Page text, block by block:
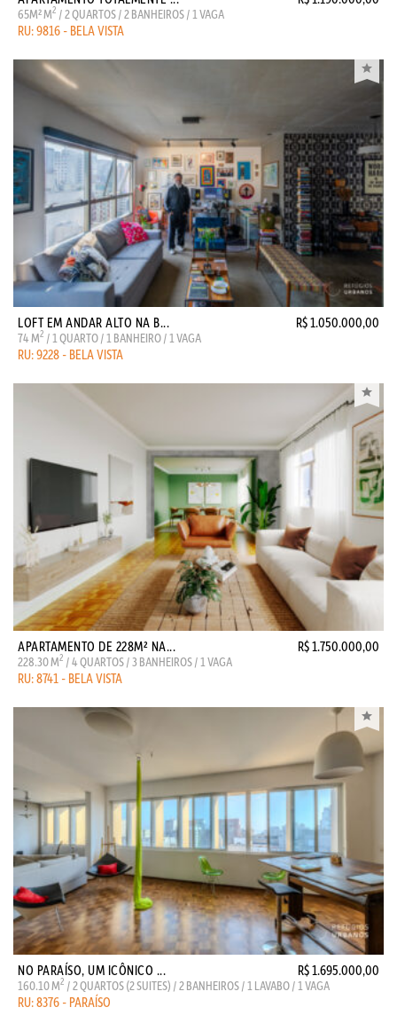
65M² M2 / 2 QUARTOS / 2 BANHEIROS / 1 VAGA
RU: 9816 - BELA VISTA
LOFT EM ANDAR ALTO NA B... R$ 1.050.000,00
74 M2 / 1 QUARTO / 1 BANHEIRO / 1 VAGA
RU: 9228 - BELA VISTA
APARTAMENTO DE 228M² NA... R$ 1.750.000,00
228.30 M2 / 4 QUARTOS / 3 BANHEIROS / 1 VAGA
RU: 8741 - BELA VISTA
NO PARAÍSO, UM ICÔNICO ... R$ 1.695.000,00
160.10 M2 / 2 QUARTOS (2 SUITES) / 2 BANHEIROS / 1 LAVABO / 1 VAGA
RU: 8376 - PARAÍSO